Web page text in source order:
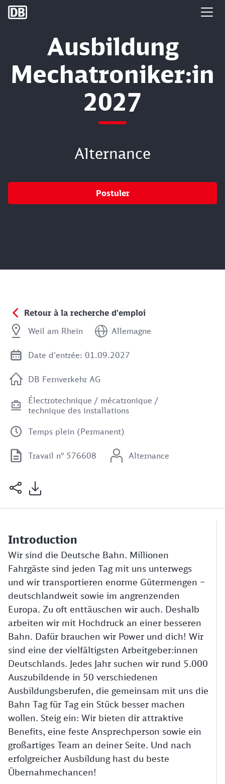
DB Group
Ausbildung
Mechatroniker:in
2027
Alternance
Postuler
Retour à la recherche d'emploi
Weil am Rhein
Allemagne
Date d'entrée: 01.09.2027
DB Fernverkehr AG
Électrotechnique / mécatronique /
technique des installations
Temps plein (Permanent)
Travail n° 576608 Alternance
Introduction
Wir sind die Deutsche Bahn. Millionen
Fahrgäste sind jeden Tag mit uns unterwegs
und wir transportieren enorme Gütermengen –
deutschlandweit sowie im angrenzenden
Europa. Zu oft enttäuschen wir auch. Deshalb
arbeiten wir mit Hochdruck an einer besseren
Bahn. Dafür brauchen wir Power und dich! Wir
sind eine der vielfältigsten Arbeitgeber:innen
Deutschlands. Jedes Jahr suchen wir rund 5.000
Auszubildende in 50 verschiedenen
Ausbildungsberufen, die gemeinsam mit uns die
Bahn Tag für Tag ein Stück besser machen
wollen. Steig ein: Wir bieten dir attraktive
Benefits, eine feste Ansprechperson sowie ein
großartiges Team an deiner Seite. Und nach
erfolgreicher Ausbildung hast du beste
Übernahmechancen!